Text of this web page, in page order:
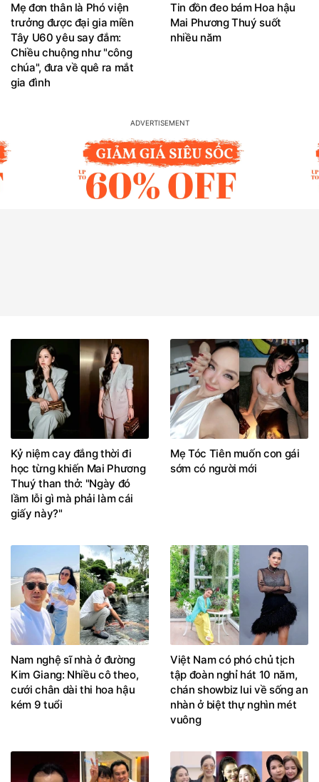
Mẹ đơn thân là Phó viện
trưởng được đại gia miền
Tây U60 yêu say đắm:
Chiều chuộng như "công
chúa", đưa về quê ra mắt
gia đình
Tin đồn đeo bám Hoa hậu
Mai Phương Thuý suốt
nhiều năm
Kỷ niệm cay đắng thời đi
học từng khiến Mai Phương
Thuý than thở: "Ngày đó
lầm lỗi gì mà phải làm cái
giấy này?"
Mẹ Tóc Tiên muốn con gái
sớm có người mới
Nam nghệ sĩ nhà ở đường
Kim Giang: Nhiều cô theo,
cưới chân dài thi hoa hậu
kém 9 tuổi
Việt Nam có phó chủ tịch
tập đoàn nghỉ hát 10 năm,
chán showbiz lui về sống an
nhàn ở biệt thự nghìn mét
vuông